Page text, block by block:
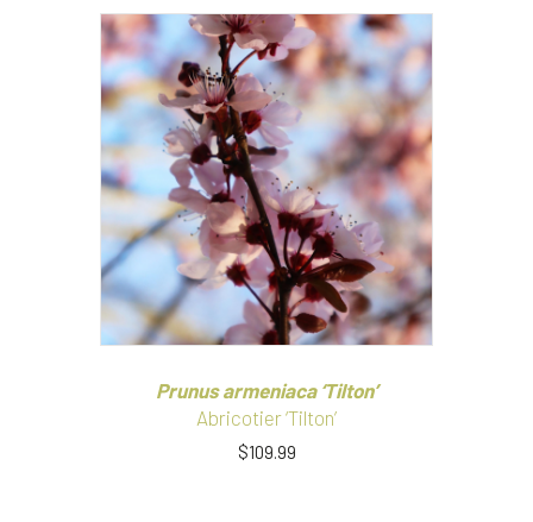
a
plusieurs
variations.
Les
options
peuvent
être
choisies
sur
la
page
du
produit
Prunus armeniaca ‘Tilton’
Abricotier ‘Tilton’
$109.99